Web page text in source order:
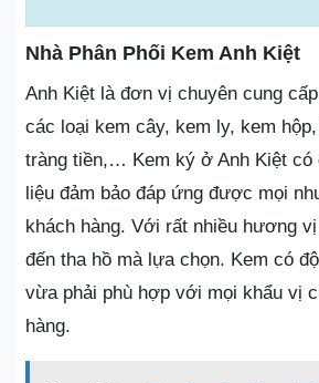
Nhà Phân Phối Kem Anh Kiệt
Anh Kiệt là đơn vị chuyên cung
các loại kem cây, kem ly, kem
tràng tiền,… Kem ký ở Anh Kiệt có
liệu đảm bảo đáp ứng được mọi
khách hàng. Với rất nhiều hương
đến tha hồ mà lựa chọn. Kem có
vừa phải phù hợp với mọi khẩu vị
hàng.